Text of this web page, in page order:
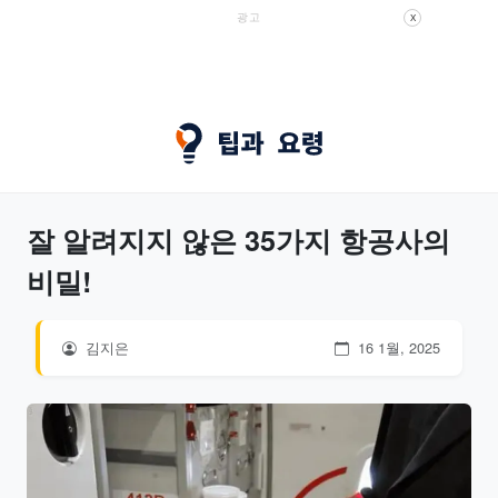
광고 X
잘 알려지지 않은 35가지 항공사의
비밀!
김지은 16 1월, 2025